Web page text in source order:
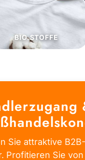
ECO.STOFFE
Sie attraktive
Profitieren Sie